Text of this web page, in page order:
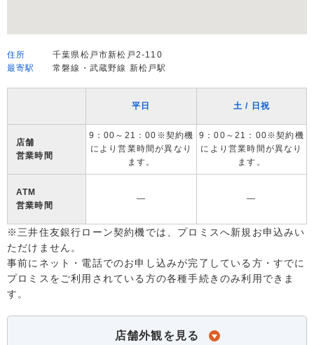
住所
千葉県松戸市新松戸2-110
最寄駅
常磐線・武蔵野線 新松戸駅
平日 土 / 日祝
店舗
営業時間
9：00～21：00※契約機
により営業時間が異なり
ます。
9：00～21：00※契約機
により営業時間が異なり
ます。
ATM
営業時間
― ―
※三井住友銀行ローン契約機では、プロミスへ新規お申込みい
ただけません。
事前にネット・電話でのお申し込みが完了している方・すでに
プロミスをご利用されている方の各種手続きのみ利用できま
す。
店舗外観を見る